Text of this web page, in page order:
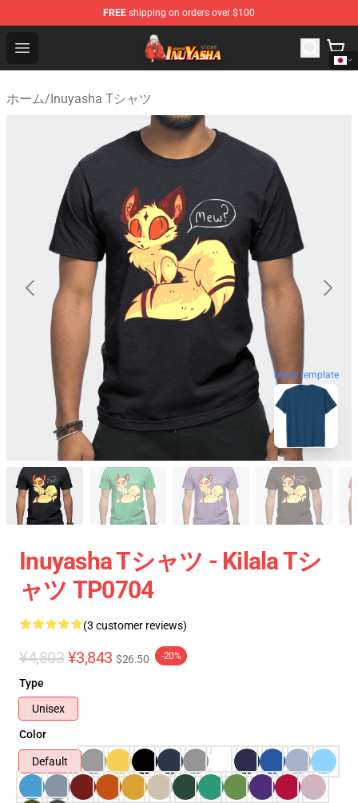
FREE shipping on orders over $100
Open menu
Inuyasha Store - Official Inuyasha Merchandise Shop
ホーム/Inuyasha Tシャツ
blank template
Inuyasha Tシャツ - Kilala Tシ
ャツ TP0704
(3 customer reviews)
¥4,803 ¥3,843 $26.50 -20%
Type
Unisex
Color
Default